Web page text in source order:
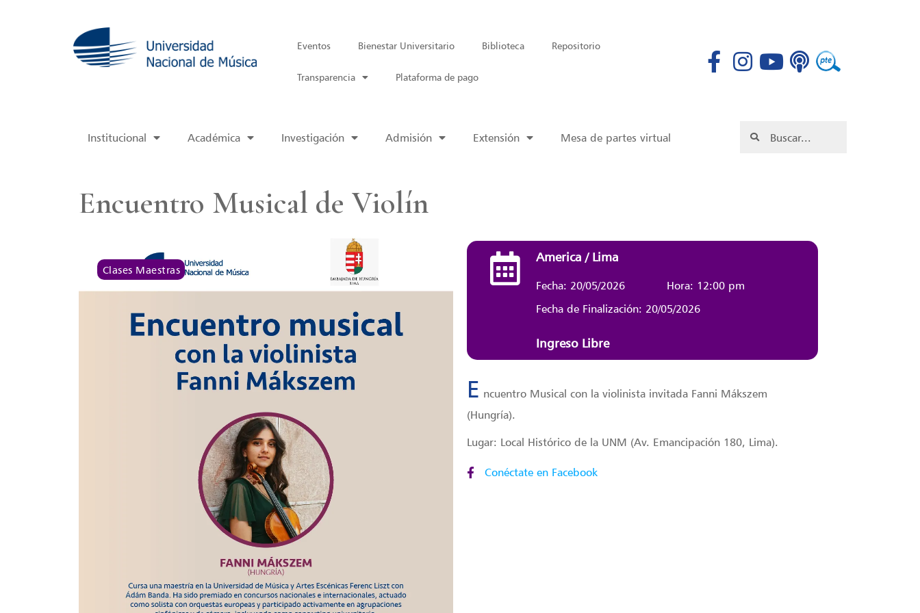
Eventos Bienestar Universitario Biblioteca Repositorio
Transparencia Plataforma de pago
Institucional Académica Investigación Admisión Extensión Mesa de partes virtual
Encuentro Musical de Violín
Clases Maestras
America / Lima
Fecha: 20/05/2026
Hora: 12:00 pm
Fecha de Finalización: 20/05/2026
Ingreso Libre
E ncuentro Musical con la violinista invitada Fanni Mákszem
(Hungría).
Lugar: Local Histórico de la UNM (Av. Emancipación 180, Lima).
Conéctate en Facebook